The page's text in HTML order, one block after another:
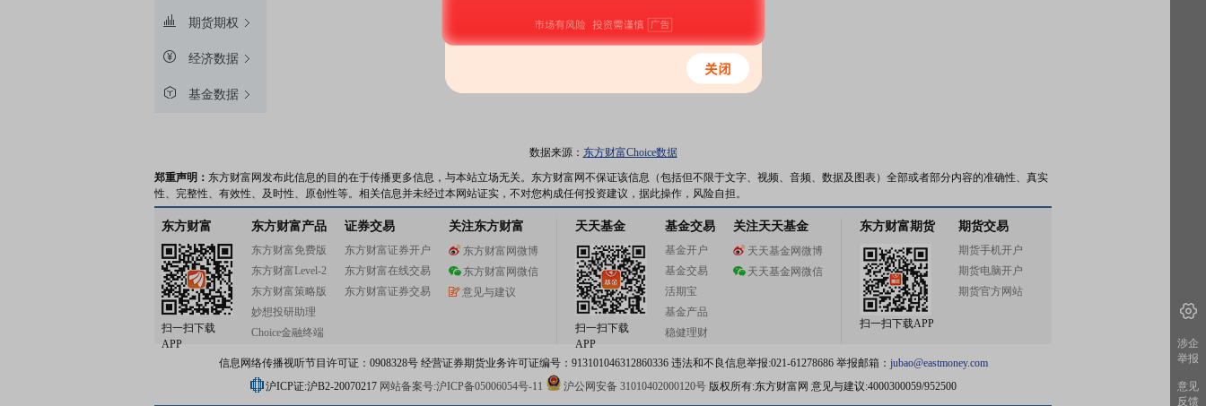
期货期权
经济数据
基金数据
数据来源： 东方财富Choice数据
郑重声明： 东方财富网发布此信息的目的在于传播更多信息，与本站立场无关。东方财富网不保证该信息（包括但不限于文字、视频、音频、数据及图表）全部或者部分内容的准确性、真实
性、完整性、有效性、及时性、原创性等。相关信息并未经过本网站证实，不对您构成任何投资建议，据此操作，风险自担。
东方财富
扫一扫下载
APP
东方财富产品
东方财富免费版
东方财富Level-2
东方财富策略版
妙想投研助理
Choice金融终端
证券交易
东方财富证券开户
东方财富在线交易
东方财富证券交易
关注东方财富
东方财富网微博
东方财富网微信
意见与建议
天天基金
扫一扫下载
APP
基金交易
基金开户
基金交易
活期宝
基金产品
稳健理财
关注天天基金
天天基金网微博
天天基金网微信
东方财富期货
扫一扫下载APP
期货交易
期货手机开户
期货电脑开户
期货官方网站
信息网络传播视听节目许可证：0908328号 经营证券期货业务许可证编号：913101046312860336 违法和不良信息举报:021-61278686 举报邮箱： jubao@eastmoney.com
沪ICP证:沪B2-20070217 网站备案号:沪ICP备05006054号-11 沪公网安备 31010402000120号版权所有:东方财富网 意见与建议:4000300059/952500
涉企
举报
意见
反馈